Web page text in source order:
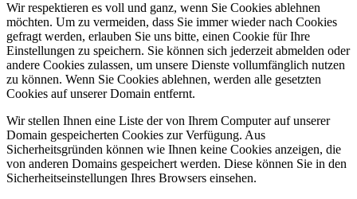
Wir respektieren es voll und ganz, wenn Sie Cookies ablehnen
möchten. Um zu vermeiden, dass Sie immer wieder nach Cookies
gefragt werden, erlauben Sie uns bitte, einen Cookie für Ihre
Einstellungen zu speichern. Sie können sich jederzeit abmelden oder
andere Cookies zulassen, um unsere Dienste vollumfänglich nutzen
zu können. Wenn Sie Cookies ablehnen, werden alle gesetzten
Cookies auf unserer Domain entfernt.
Wir stellen Ihnen eine Liste der von Ihrem Computer auf unserer
Domain gespeicherten Cookies zur Verfügung. Aus
Sicherheitsgründen können wie Ihnen keine Cookies anzeigen, die
von anderen Domains gespeichert werden. Diese können Sie in den
Sicherheitseinstellungen Ihres Browsers einsehen.